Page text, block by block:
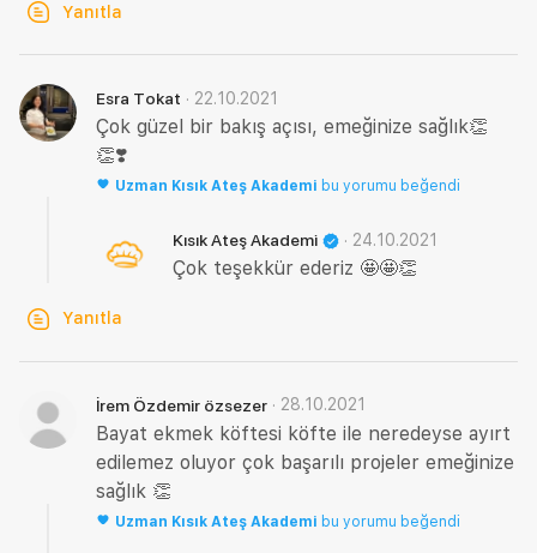
Yanıtla
Esra Tokat · 22.10.2021
Çok güzel bir bakış açısı, emeğinize sağlık👏
👏❣️
Uzman Kısık Ateş Akademi bu yorumu beğendi
Kısık Ateş Akademi · 24.10.2021
Çok teşekkür ederiz 🤩🤩👏
Yanıtla
İrem Özdemir özsezer · 28.10.2021
Bayat ekmek köftesi köfte ile neredeyse ayırt
edilemez oluyor çok başarılı projeler emeğinize
sağlık 👏
Uzman Kısık Ateş Akademi bu yorumu beğendi